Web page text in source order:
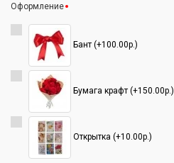
Оформление
Бант (+100.00р.)
Бумага крафт (+150.00р.)
Открытка (+10.00р.)